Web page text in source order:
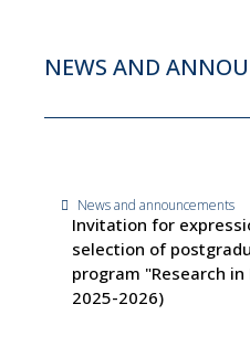
NEWS AND
News and announcements
Invitation for
selection of
program "Research
2025-2026)